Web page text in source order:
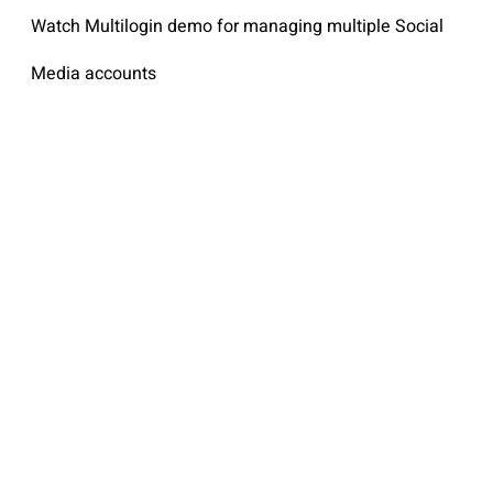
Watch Multilogin demo for managing multiple Social
Media accounts